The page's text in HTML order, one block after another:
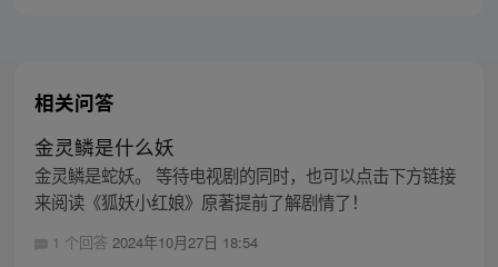
相关问答
金灵鳞是什么妖
金灵鳞是蛇妖。 等待电视剧的同时，也可以点击下方链接
来阅读《狐妖小红娘》原著提前了解剧情了！
1 个回答 2024年10月27日 18:54